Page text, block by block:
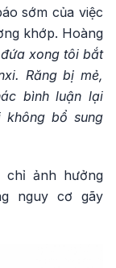
sớm của việc
khớp. Hoàng
xong tôi bắt
Răng bị mẻ,
bình luận lại
bổ sung
chỉ ảnh hưởng
nguy cơ gãy